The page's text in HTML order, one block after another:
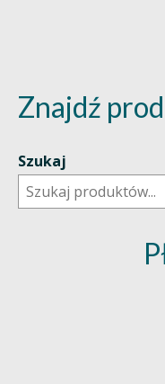
Znajdź
Szukaj